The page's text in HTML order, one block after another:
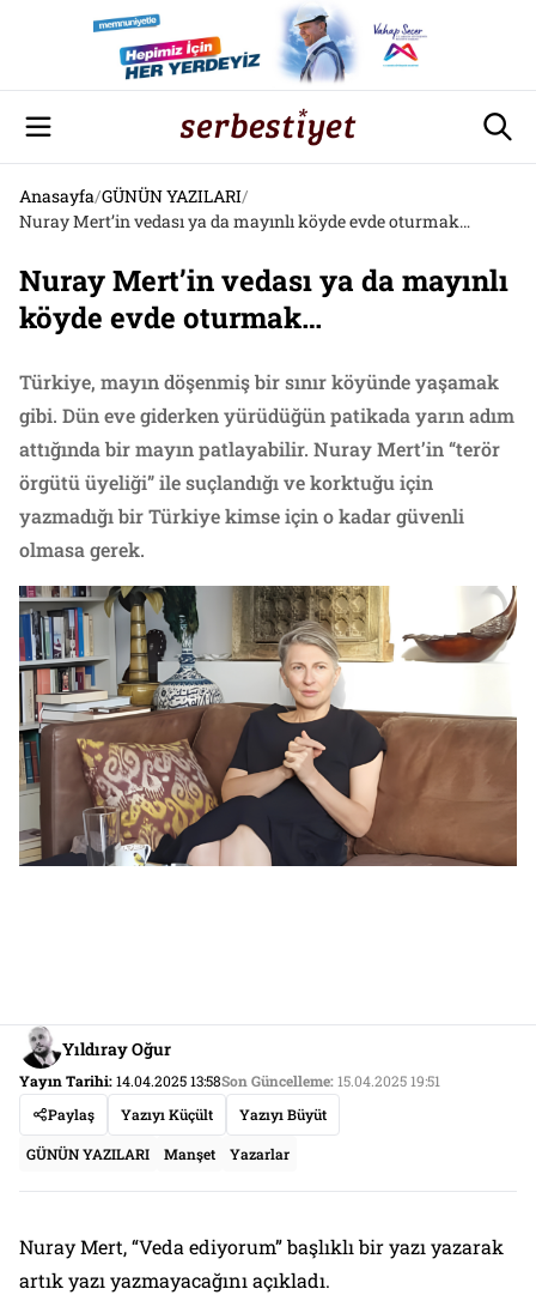
Anasayfa/GÜNÜN YAZILARI/
Nuray Mert’in vedası ya da mayınlı köyde evde oturmak…
Nuray Mert’in vedası ya da mayınlı
köyde evde oturmak…
Türkiye, mayın döşenmiş bir sınır köyünde yaşamak
gibi. Dün eve giderken yürüdüğün patikada yarın adım
attığında bir mayın patlayabilir. Nuray Mert’in “terör
örgütü üyeliği” ile suçlandığı ve korktuğu için
yazmadığı bir Türkiye kimse için o kadar güvenli
olmasa gerek.
Yıldıray Oğur
Yayın Tarihi:14.04.2025 13:58Son Güncelleme:15.04.2025 19:51
Paylaş
Yazıyı Küçült Yazıyı Büyüt
GÜNÜN YAZILARI Manşet Yazarlar
Nuray Mert, “Veda ediyorum” başlıklı bir yazı yazarak
artık yazı yazmayacağını açıkladı.